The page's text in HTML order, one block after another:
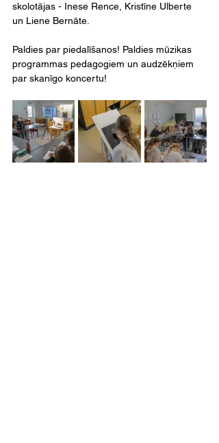
skolotājas - Inese Rence, Kristīne Ulberte
un Liene Bernāte.
Paldies par piedalīšanos! Paldies mūzikas
programmas pedagogiem un audzēkņiem
par skanīgo koncertu!